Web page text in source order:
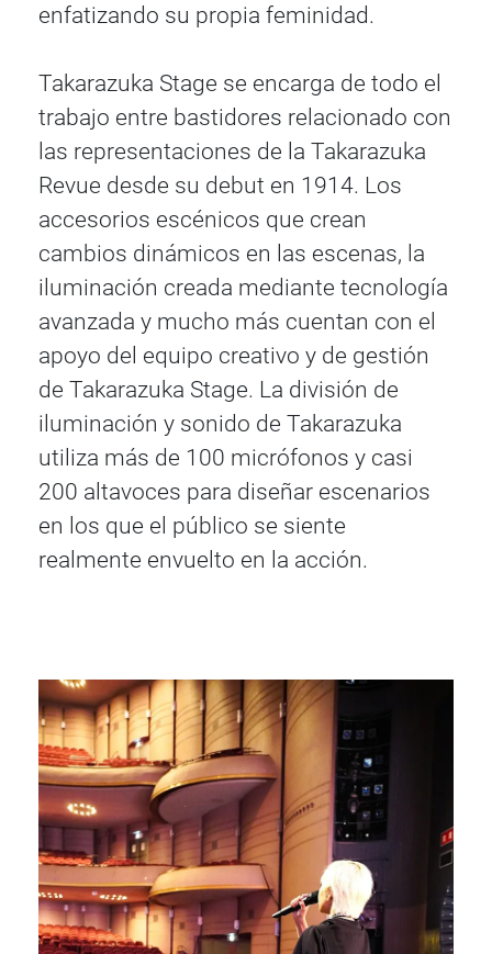
enfatizando su propia feminidad.
Takarazuka Stage se encarga de todo el
trabajo entre bastidores relacionado con
las representaciones de la Takarazuka
Revue desde su debut en 1914. Los
accesorios escénicos que crean
cambios dinámicos en las escenas, la
iluminación creada mediante tecnología
avanzada y mucho más cuentan con el
apoyo del equipo creativo y de gestión
de Takarazuka Stage. La división de
iluminación y sonido de Takarazuka
utiliza más de 100 micrófonos y casi
200 altavoces para diseñar escenarios
en los que el público se siente
realmente envuelto en la acción.